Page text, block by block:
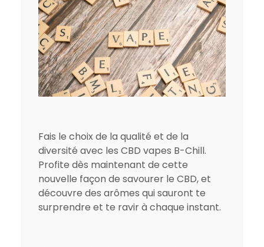
Fais le choix de la qualité et de la
diversité avec les CBD vapes B-Chill.
Profite dès maintenant de cette
nouvelle façon de savourer le CBD, et
découvre des arômes qui sauront te
surprendre et te ravir à chaque instant.